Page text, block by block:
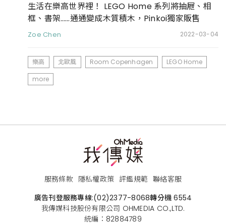
生活在樂高世界裡！ LEGO Home 系列將抽屜、相
框、書架……通通變成木質積木，Pinkoi獨家販售
Zoe Chen 2022-03-04
樂高 北歐風 Room Copenhagen
LEGO Home
more
服務條款 隱私權政策 評鑑規範 聯絡客服
廣告刊登服務專線:(02)2377-8068轉分機 6554
我傳媒科技股份有限公司 OHMEDIA CO.,LTD.
統編：82884789